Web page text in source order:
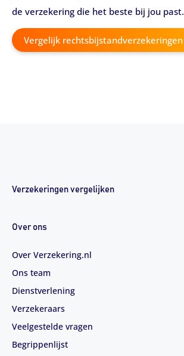
de verzekering die het beste bij jou past.
Vergelijk rechtsbijstandverzekeringen
Verzekeringen vergelijken
Over ons
Over Verzekering.nl
Ons team
Dienstverlening
Verzekeraars
Veelgestelde vragen
Begrippenlijst